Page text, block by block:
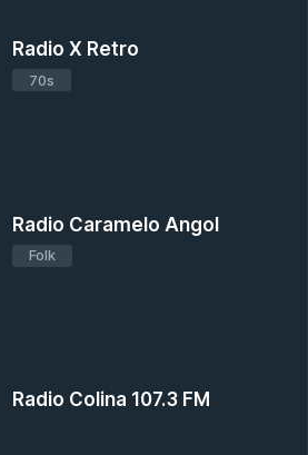
Radio X Retro
70s
Radio Caramelo Angol
Folk
Radio Colina 107.3 FM